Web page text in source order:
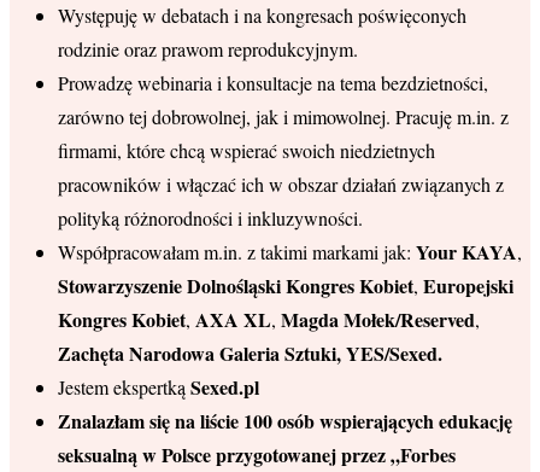
Występuję w debatach i na kongresach poświęconych
rodzinie oraz prawom reprodukcyjnym.
Prowadzę webinaria i konsultacje na tema bezdzietności,
zarówno tej dobrowolnej, jak i mimowolnej. Pracuję m.in. z
firmami, które chcą wspierać swoich niedzietnych
pracowników i włączać ich w obszar działań związanych z
polityką różnorodności i inkluzywności.
Współpracowałam m.in. z takimi markami jak: Your KAYA,
Stowarzyszenie Dolnośląski Kongres Kobiet, Europejski
Kongres Kobiet, AXA XL, Magda Mołek/Reserved,
Zachęta Narodowa Galeria Sztuki, YES/Sexed.
Jestem ekspertkąSexed.pl
Znalazłam się na liście 100 osób wspierających edukację
seksualną w Polsce przygotowanej przez „Forbes